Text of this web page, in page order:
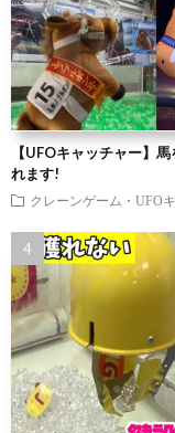
【UFOキャッチャー】
れます!
クレーンゲーム・UFO